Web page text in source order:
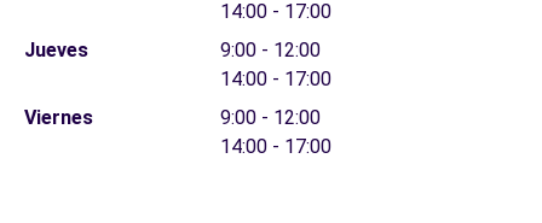
14:00 - 17:00
Jueves
9:00 - 12:00
14:00 - 17:00
Viernes
9:00 - 12:00
14:00 - 17:00